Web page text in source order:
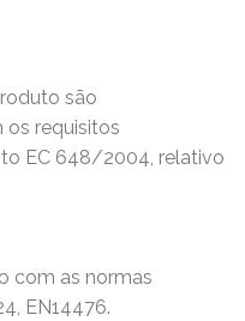
são
os requisitos
EC 648/2004, relativo
com as normas
EN14476.